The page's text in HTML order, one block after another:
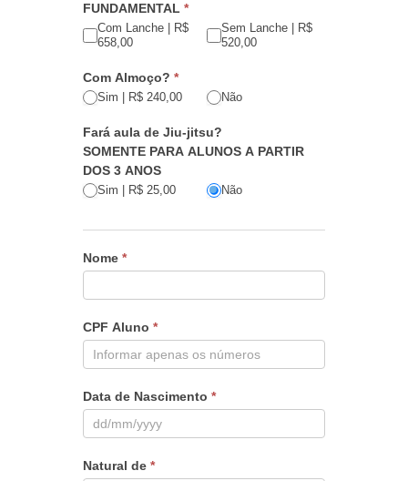
FUNDAMENTAL *
Com Lanche | R$
658,00
Sem Lanche | R$
520,00
Com Almoço? *
Sim | R$ 240,00 Não
Fará aula de Jiu-jitsu?
SOMENTE PARA ALUNOS A PARTIR
DOS 3 ANOS
Sim | R$ 25,00 Não
Nome *
CPF Aluno *
Data de Nascimento *
Natural de *